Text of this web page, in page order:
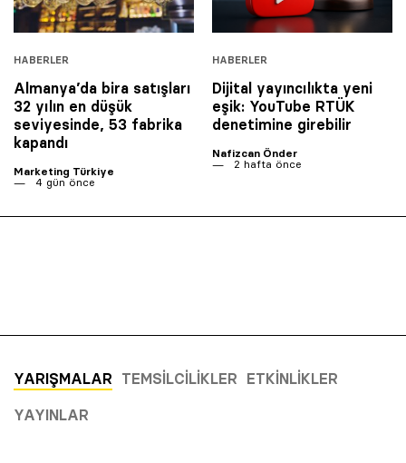
HABERLER
Almanya’da bira satışları
32 yılın en düşük
seviyesinde, 53 fabrika
kapandı
Marketing Türkiye
4 gün önce
HABERLER
Dijital yayıncılıkta yeni
eşik: YouTube RTÜK
denetimine girebilir
Nafizcan Önder
2 hafta önce
YARIŞMALAR TEMSILCILIKLER ETKINLIKLER
YAYINLAR